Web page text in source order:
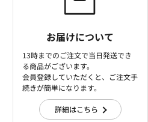
お届けについて
13時までのご注文で当日発送でき
る商品がございます。
会員登録していただくと、ご注文手
続きが簡単になります。
詳細はこちら